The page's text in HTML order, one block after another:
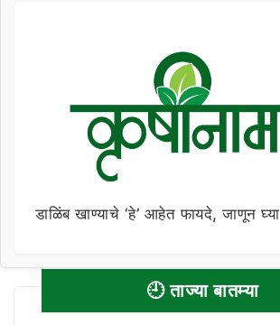
डाळिंब खाण्याचे ‘हे’ आहेत फायदे, जाणून घ्या
🕘 ताज्या बातम्या